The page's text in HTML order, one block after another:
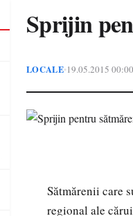
Sprijin
LOCALE•19.05.2015 00:00
Sătmărenii care
regional ale